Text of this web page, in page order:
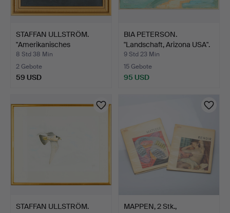
STAFFAN ULLSTRÖM.
"Amerikanisches
Purpurhu…
8 Std 38 Min
2 Gebote
59 USD
BIA PETERSON.
"Landschaft, Arizona USA".
9 Std 23 Min
15 Gebote
95 USD
STAFFAN ULLSTRÖM.
MAPPEN, 2 Stk.,